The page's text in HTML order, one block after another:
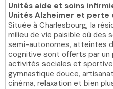
Unités aide et soins
Unités Alzheimer et perte
Située à Charlesbourg, la
milieu de vie paisible où des
semi-autonomes, atteintes
cognitive sont offerts par un
activités sociales et
gymnastique douce,
cinéma, relaxation et bien